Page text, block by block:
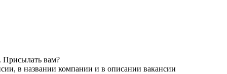
Присылать вам?
в названии компании и в описании вакансии